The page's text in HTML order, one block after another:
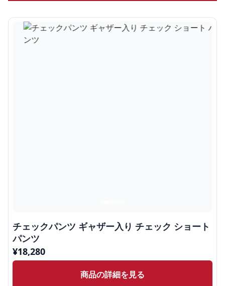
チェックパンツ ギャザー入り チェック ショート
パンツ
¥18,280
商品の詳細を見る